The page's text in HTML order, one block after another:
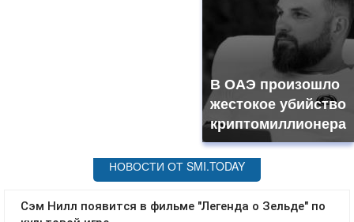
В ОАЭ произошло
жестокое убийство
криптомиллионера